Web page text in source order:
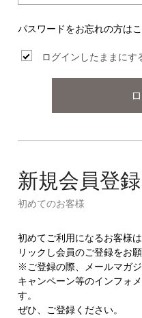
パスワードをお忘れの方は
ログインしたままにす
新規会員登録
初めてのお客様
初めてご利用になるお客様
リックし会員のご登録をお願
※ご登録の際、メールマガ
キャンペーン等のインフォ
す。
ぜひ、ご登録ください。